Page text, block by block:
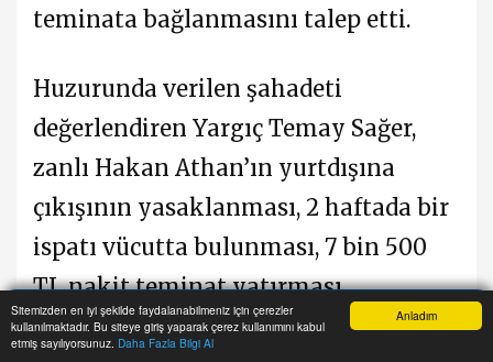
Anladım
Sitemizden en iyi şekilde faydalanabilmeniz için çerezler
kullanılmaktadır. Bu siteye giriş yaparak çerez kullanımını kabul
etmiş sayılıyorsunuz. Daha Fazla Bilgi Al
teminata bağlanmasını talep etti.
Huzurunda verilen şahadeti
değerlendiren Yargıç Temay Sağer,
zanlı Hakan Athan’ın yurtdışına
çıkışının yasaklanması, 2 haftada bir
ispatı vücutta bulunması, 7 bin 500
TL nakit teminat yatırması,
ikametgâhının bulunduğu Girne
Anasayfa Yazarlar Haber Ara İhbar Hattı Menu